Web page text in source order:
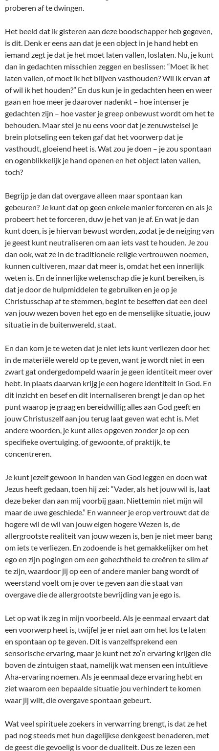
proberen af te dwingen.
Het beeld dat ik gisteren aan deze boodschapper heb gegeven,
is dit. Denk er eens aan dat je een object in je hand hebt en
iemand zegt je dat je het moet laten vallen, loslaten. Nu, je kunt
dan in gedachten misschien zeggen en beslissen: “Moet ik het
laten vallen, of moet ik het blijven vasthouden? Wil ik ervan af
of wil ik het houden?” En dus kun je in gedachten heen en weer
gaan en hoe meer je daarover nadenkt – hoe intenser je
gedachten zijn – hoe vaster je greep onbewust wordt om het te
behouden. Maar stel je nu eens voor dat je zenuwstelsel je
brein plotseling een teken gaf dat het voorwerp dat je
vasthoudt, gloeiend heet is. Wat zou je doen – je zou spontaan
en ogenblikkelijk je hand openen en het object laten vallen,
toch?
Begrijp je dan dat overgave alleen maar spontaan kan
gebeuren? Je kunt dat op geen enkele manier forceren en als je
probeert het te forceren, duw je het van je af. En wat je dan
kunt doen, is je hiervan bewust worden, zodat je de neiging van
je geest kunt neutraliseren om aan iets vast te houden. Je zou
dan ook, wat ze in de traditionele religie vertrouwen noemen,
kunnen cultiveren, maar dat meer is, omdat het een innerlijk
weten is. En de innerlijke wetenschap die je kunt bereiken, is
dat je door de hulpmiddelen te gebruiken en je op je
Christusschap af te stemmen, begint te beseffen dat een deel
van jouw wezen boven het ego en de menselijke situatie, jouw
situatie in de buitenwereld, staat.
En dan kom je te weten dat je niet iets kunt verliezen door het
in de materiële wereld op te geven, want je wordt niet in een
zwart gat ondergedompeld waarin je geen identiteit meer over
hebt. In plaats daarvan krijg je een hogere identiteit in God. En
dit inzicht en besef en dit internaliseren brengt je dan op het
punt waarop je graag en bereidwillig alles aan God geeft en
jouw Christuszelf aan jou terug laat geven wat echt is. Met
andere woorden, je kunt alles opgeven zonder je op een
specifieke overtuiging, of gewoonte, of praktijk, te
concentreren.
Je kunt jezelf gewoon in handen van God leggen en doen wat
Jezus heeft gedaan, toen hij zei: “Vader, als het jouw wil is, laat
deze beker dan aan mij voorbij gaan. Niettemin niet mijn wil
maar de uwe geschiede.” En wanneer je erop vertrouwt dat de
hogere wil de wil van jouw eigen hogere Wezen is, de
allergrootste realiteit van jouw wezen is, ben je niet meer bang
om iets te verliezen. En zodoende is het gemakkelijker om het
ego en zijn pogingen om een gehechtheid te creëren te slim af
te zijn, waardoor jij op een of andere manier bang wordt of
weerstand voelt om je over te geven aan die staat van
overgave die de allergrootste bevrijding van je ego is.
Let op wat ik zeg in mijn voorbeeld. Als je eenmaal ervaart dat
een voorwerp heet is, twijfel je er niet aan om het los te laten
en spontaan op te geven. Dit is vanzelfsprekend een
sensorische ervaring, maar je kunt net zo’n ervaring krijgen die
boven de zintuigen staat, namelijk wat mensen een intuïtieve
Aha-ervaring noemen. Als je eenmaal deze ervaring hebt en
ziet waarom een bepaalde situatie jou verhindert te komen
waar jij wilt, die overgave spontaan gebeurt.
Wat veel spirituele zoekers in verwarring brengt, is dat ze het
pad nog steeds met hun dagelijkse denkgeest benaderen, met
de geest die gevoelig is voor de dualiteit. Dus ze lezen een